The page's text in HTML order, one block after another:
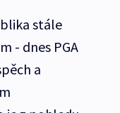
stále
- dnes PGA
a